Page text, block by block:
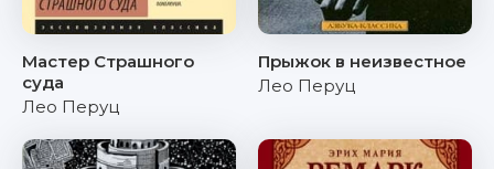
Мастер Страшного
суда
Лео Перуц
Прыжок в неизвестное
Лео Перуц